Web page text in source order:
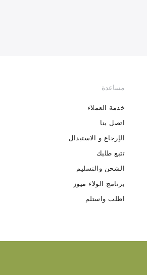
مساعدة
خدمة العملاء
اتصل بنا
الإرجاع و الاستبدال
تتبع طلبك
الشحن والتسليم
برنامج الولاء ميوز
اطلب واستلم